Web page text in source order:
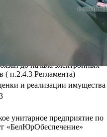
контроле,
возможно выявление
исполнителя
до начала электронных
( п.2.4.3 Регламента)
и реализации имущества
унитарное предприятие по
«БелЮрОбеспечение»